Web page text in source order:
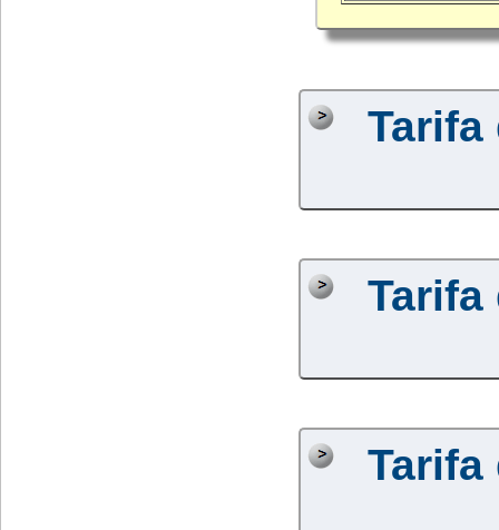
Tarifa
Tarifa
Tarifa